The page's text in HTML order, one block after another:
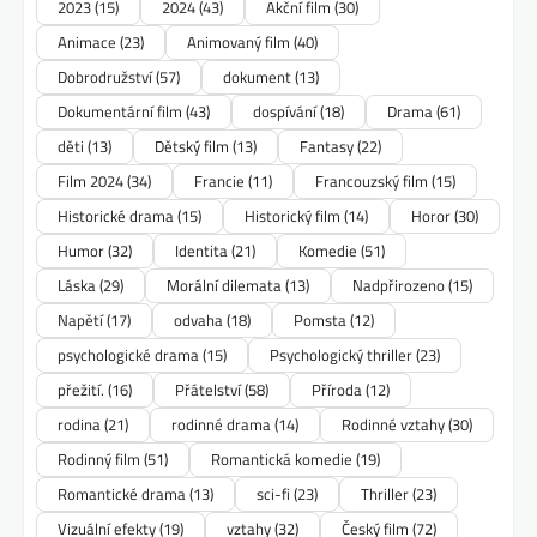
2023(15) 2024(43) Akční film (30)
Animace (23) Animovaný film (40)
Dobrodružství(57) dokument(13)
Dokumentární film (43) dospívání(18) Drama(61)
děti (13) Dětský film (13) Fantasy(22)
Film 2024(34) Francie (11) Francouzský film (15)
Historické drama(15) Historický film (14) Horor(30)
Humor(32) Identita(21) Komedie (51)
Láska(29) Morální dilemata(13) Nadpřirozeno(15)
Napětí(17) odvaha(18) Pomsta(12)
psychologické drama(15) Psychologický thriller(23)
přežití. (16) Přátelství(58) Příroda(12)
rodina(21) rodinné drama(14) Rodinné vztahy(30)
Rodinný film (51) Romantická komedie (19)
Romantické drama(13) sci-fi (23) Thriller(23)
Vizuální efekty(19) vztahy(32) Český film (72)